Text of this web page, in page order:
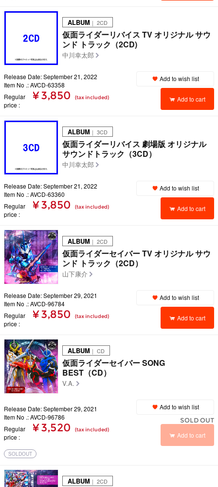
ALBUM ｜ 2CD
仮面ライダーリバイス TV オリジナル サウ
ンド トラック（2CD)
中川幸太郎
Release Date: September 21, 2022
Item No .: AVCD-63358
Regular
price
¥ 3,850 (tax included)
Add to wish list
Add to cart
ALBUM ｜ 3CD
仮面ライダーリバイス 劇場版 オリジナル
サウンドトラック（3CD）
中川幸太郎
Release Date: September 21, 2022
Item No .: AVCD-63360
Regular
price
¥ 3,850 (tax included)
Add to wish list
Add to cart
ALBUM ｜ 2CD
仮面ライダーセイバー TV オリジナル サウ
ンド トラック（2CD）
山下康介
Release Date: September 29, 2021
Item No .: AVCD-96784
Regular
price
¥ 3,850 (tax included)
Add to wish list
Add to cart
ALBUM ｜ CD
仮面ライダーセイバー SONG
BEST（CD）
V.A.
Release Date: September 29, 2021
Item No .: AVCD-96786
Regular
price
¥ 3,520 (tax included)
Add to wish list
SOLD OUT
Add to cart
SOLDOUT
ALBUM ｜ 2CD